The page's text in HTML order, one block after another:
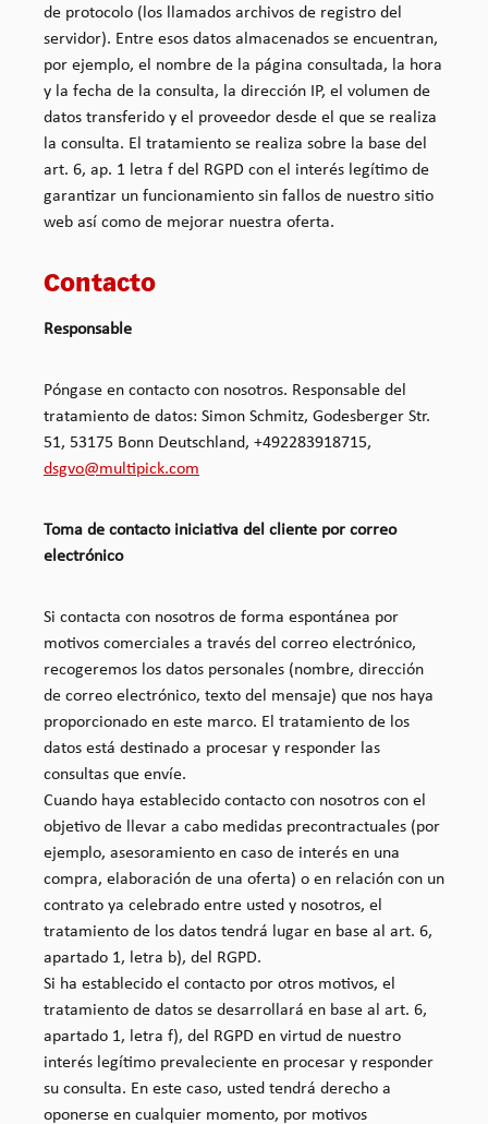
de protocolo (los llamados archivos de registro del
servidor). Entre esos datos almacenados se encuentran,
por ejemplo, el nombre de la página consultada, la hora
y la fecha de la consulta, la dirección IP, el volumen de
datos transferido y el proveedor desde el que se realiza
la consulta. El tratamiento se realiza sobre la base del
art. 6, ap. 1 letra f del RGPD con el interés legítimo de
garantizar un funcionamiento sin fallos de nuestro sitio
web así como de mejorar nuestra oferta.
Contacto
Responsable
Póngase en contacto con nosotros. Responsable del
tratamiento de datos: Simon Schmitz, Godesberger Str.
51, 53175 Bonn Deutschland, +492283918715,
dsgvo@multipick.com
Toma de contacto iniciativa del cliente por correo
electrónico
Si contacta con nosotros de forma espontánea por
motivos comerciales a través del correo electrónico,
recogeremos los datos personales (nombre, dirección
de correo electrónico, texto del mensaje) que nos haya
proporcionado en este marco. El tratamiento de los
datos está destinado a procesar y responder las
consultas que envíe.
Cuando haya establecido contacto con nosotros con el
objetivo de llevar a cabo medidas precontractuales (por
ejemplo, asesoramiento en caso de interés en una
compra, elaboración de una oferta) o en relación con un
contrato ya celebrado entre usted y nosotros, el
tratamiento de los datos tendrá lugar en base al art. 6,
apartado 1, letra b), del RGPD.
Si ha establecido el contacto por otros motivos, el
tratamiento de datos se desarrollará en base al art. 6,
apartado 1, letra f), del RGPD en virtud de nuestro
interés legítimo prevaleciente en procesar y responder
su consulta. En este caso, usted tendrá derecho a
oponerse en cualquier momento, por motivos